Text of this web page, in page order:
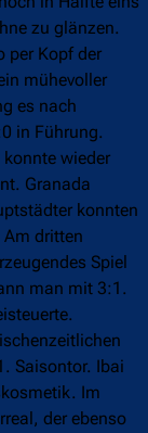
zu glänzen.
per Kopf der
mühevoller
es nach
in Führung.
wieder
Granada
konnten
Am dritten
Spiel
man mit 3:1.
Saisontor. Ibai
Im
der ebenso